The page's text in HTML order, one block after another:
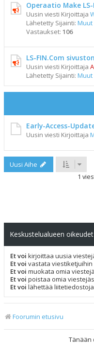
Operaatio Make
Uusin viesti Kirjoittaja
Lähetetty Sijainti:
Vastaukset: 106
LS-FIN.Com
Uusin viesti Kirjoittaja
Lähetetty Sijainti:
Early-Access-
Uusin viesti Kirjoittaja
Uusi Aihe
1
Keskustelualueen oikeudet
Et voi kirjoittaa uusia
Et voi vastata viestiketjuihin
Et voi muokata omia
Et voi poistaa omia
Et voi lähettää liitetiedostoja
Foorumin etusivu
Tänään